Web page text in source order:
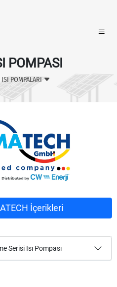
POMPASI
ISI POMPALARI
İçerikleri
Serisi Isı Pompası